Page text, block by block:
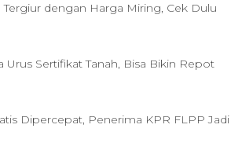
dengan Harga Miring, Cek Dulu
Urus Sertifikat Tanah, Bisa Bikin Repot
Dipercepat, Penerima KPR FLPP Jadi